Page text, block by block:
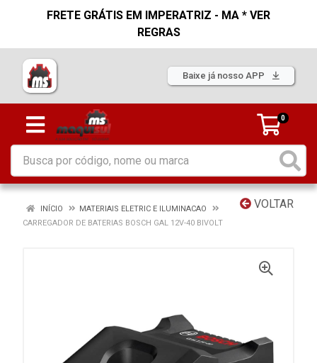
FRETE GRÁTIS EM IMPERATRIZ - MA * VER
REGRAS
Baixe já nosso APP
0
VOLTAR
INÍCIO
MATERIAIS ELETRIC E ILUMINACAO
CARREGADOR DE BATERIAS BOSCH GAL 12V-40 BIVOLT